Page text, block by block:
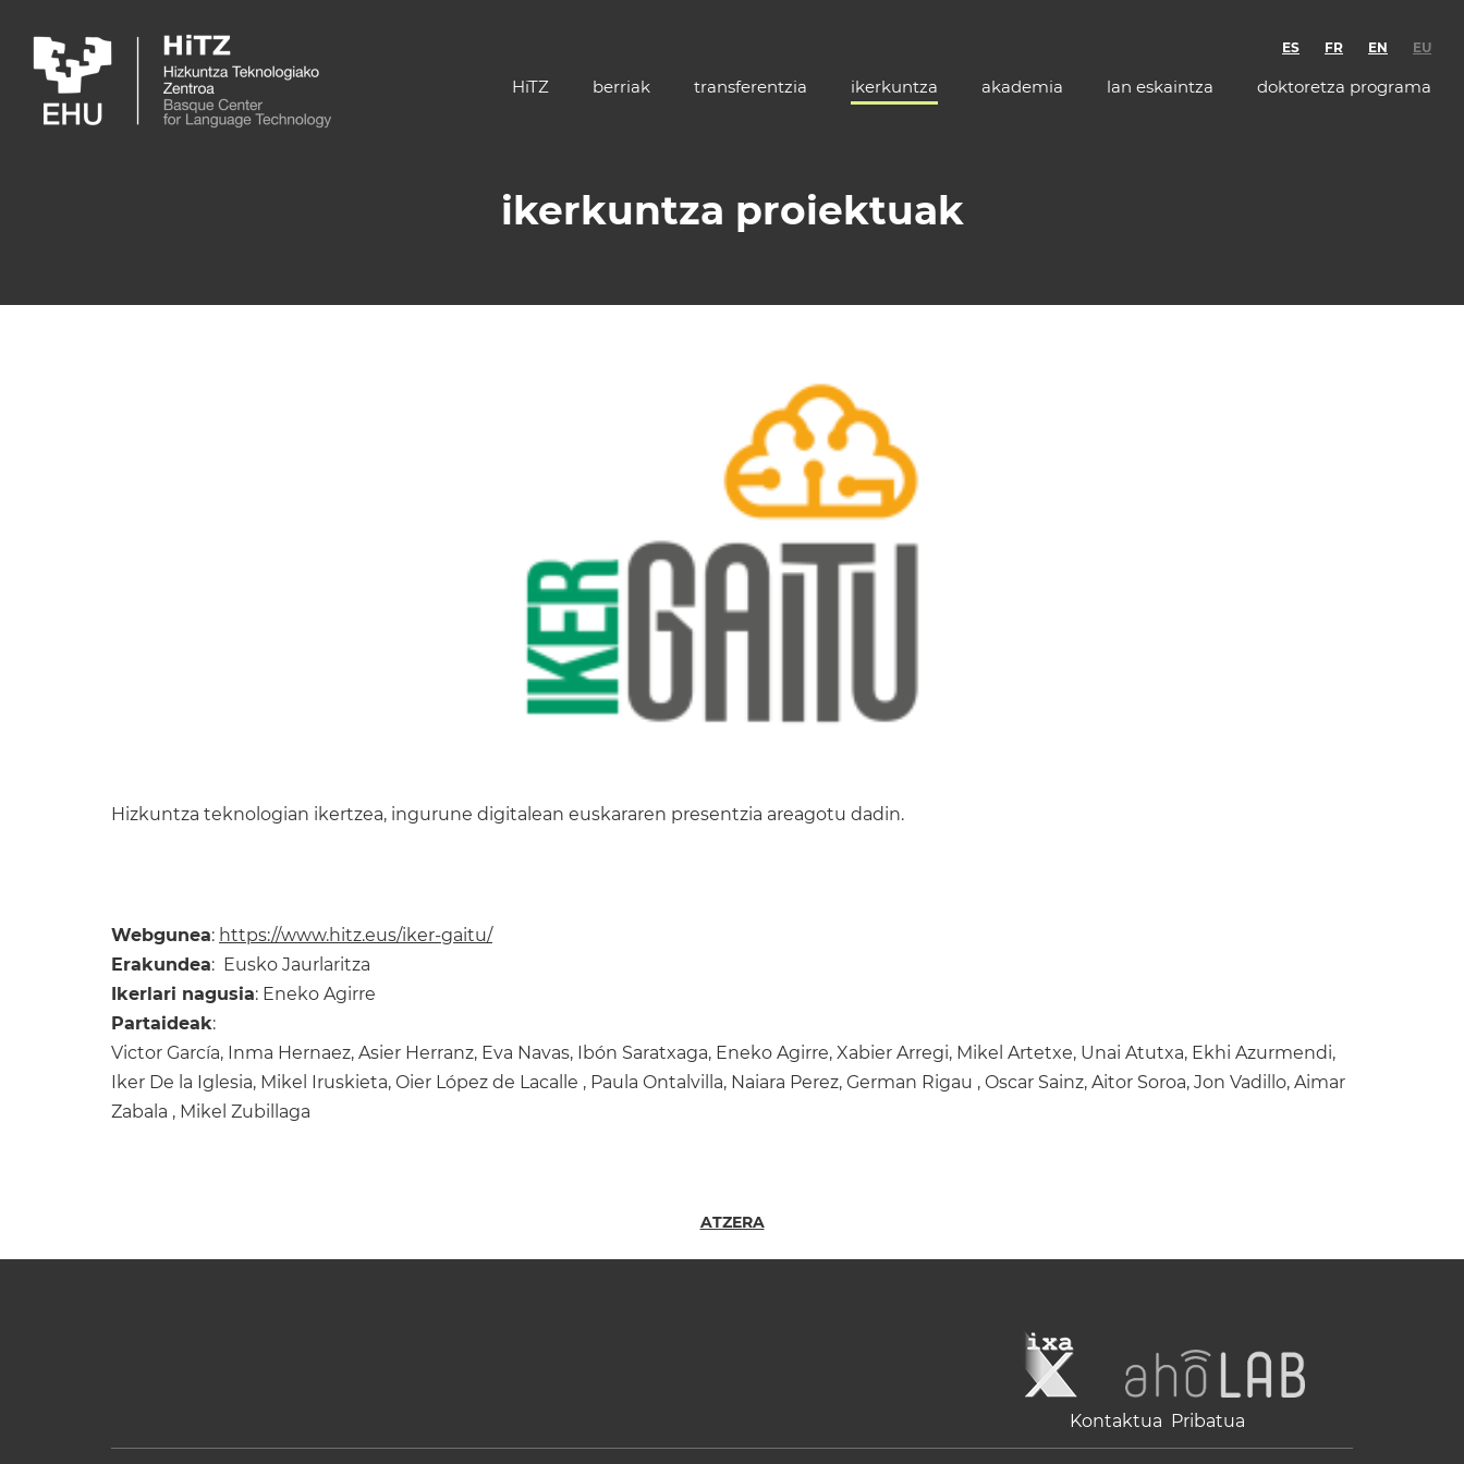
ES FR EN EU
HiTZ berriak transferentzia ikerkuntza akademia lan eskaintza doktoretza programa
ikerkuntza proiektuak
Hizkuntza teknologian ikertzea, ingurune digitalean euskararen presentzia areagotu dadin.
Webgunea: https://www.hitz.eus/iker-gaitu/
Erakundea: Eusko Jaurlaritza
Ikerlari nagusia: Eneko Agirre
Partaideak:
Victor García, Inma Hernaez, Asier Herranz, Eva Navas, Ibón Saratxaga, Eneko Agirre, Xabier Arregi, Mikel Artetxe, Unai Atutxa, Ekhi Azurmendi,
Iker De la Iglesia, Mikel Iruskieta, Oier López de Lacalle , Paula Ontalvilla, Naiara Perez, German Rigau , Oscar Sainz, Aitor Soroa, Jon Vadillo, Aimar
Zabala , Mikel Zubillaga
ATZERA
Kontaktua Pribatua